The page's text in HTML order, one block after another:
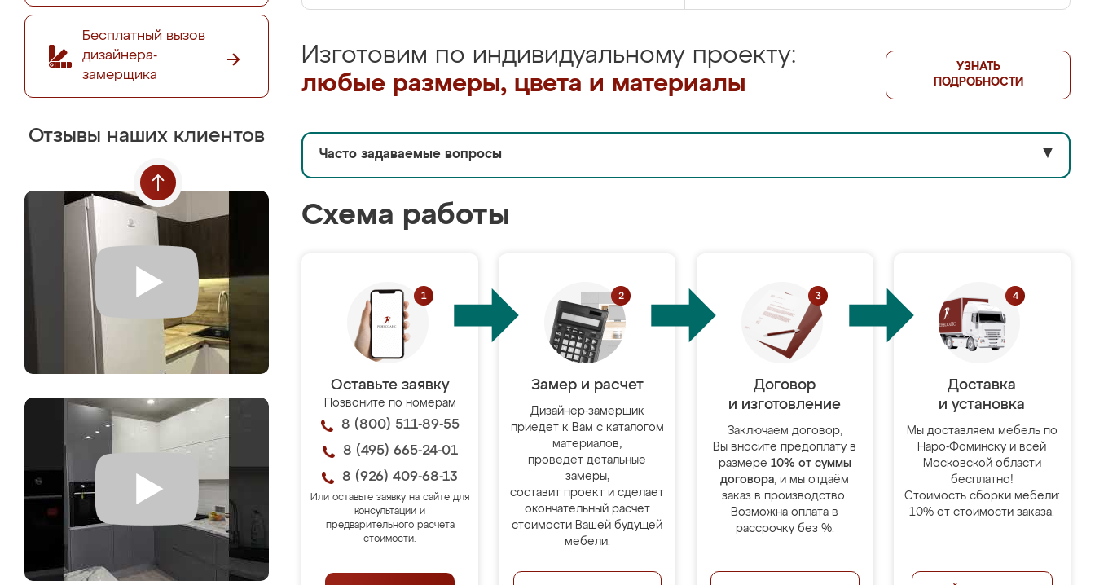
Бесплатный вызов
дизайнера-
замерщика
Отзывы наших клиентов
Изготовим по индивидуальному проекту:
любые размеры, цвета и материалы
УЗНАТЬ
ПОДРОБНОСТИ
Часто задаваемые вопросы ▼
Схема работы
Оставьте заявку
Позвоните по номерам
8 (800) 511-89-55
8 (495) 665-24-01
8 (926) 409-68-13
Или оставьте заявку на сайте для
консультации и
предварительного расчёта
стоимости.
Замер и расчет
Дизайнер-замерщик
приедет к Вам с каталогом
материалов,
проведёт детальные
замеры,
составит проект и сделает
окончательный расчёт
стоимости Вашей будущей
мебели.
Договор
и изготовление
Заключаем договор,
Вы вносите предоплату в
размере 10% от суммы
договора, и мы отдаём
заказ в производство.
Возможна оплата в
рассрочку без %.
Доставка
и установка
Мы доставляем мебель по
Наро-Фоминску и всей
Московской области
бесплатно!
Стоимость сборки мебели:
10% от стоимости заказа.